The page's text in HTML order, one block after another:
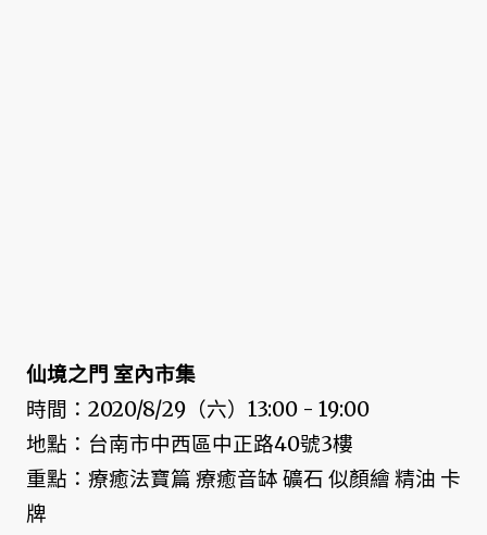
仙境之門 室內市集
時間：2020/8/29（六）13:00 - 19:00
地點：台南市中西區中正路40號3樓
重點：療癒法寶篇 療癒音缽 礦石 似顏繪 精油 卡
牌